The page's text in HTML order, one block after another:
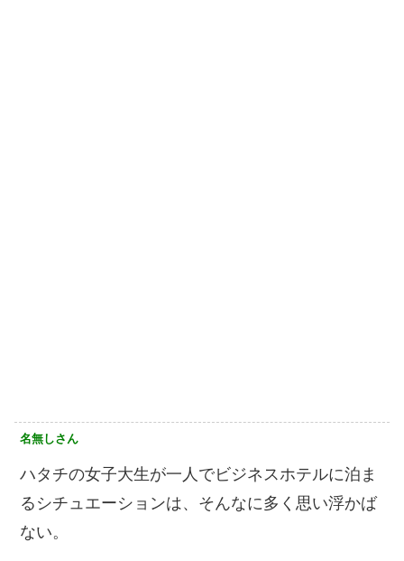
名無しさん
ハタチの女子大生が一人でビジネスホテルに泊ま
るシチュエーションは、そんなに多く思い浮かば
ない。